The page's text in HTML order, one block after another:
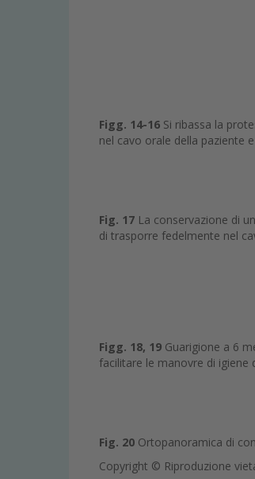
Figg. 14-16 Si ribassa la
nel cavo orale della paziente
Fig. 17 La conservazione di
di trasporre fedelmente nel
Figg. 18, 19 Guarigione a 6
facilitare le manovre di igiene
Fig. 20 Ortopanoramica di
Copyright © Riproduzione